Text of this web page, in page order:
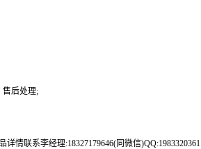
售后处理;
情联系李经理:18327179646(同微信)QQ:1983320361